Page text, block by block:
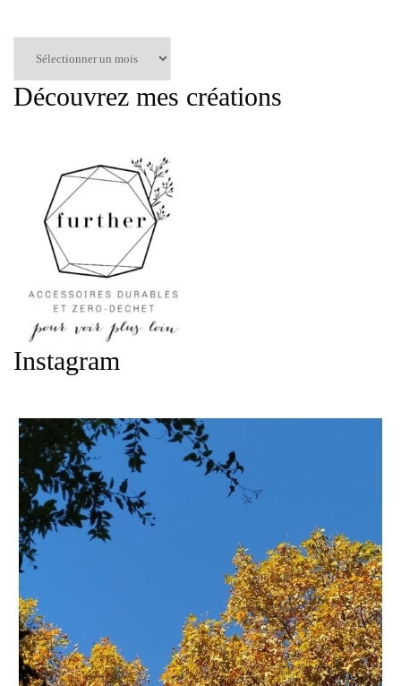
mois
Découvrez mes créations
Instagram